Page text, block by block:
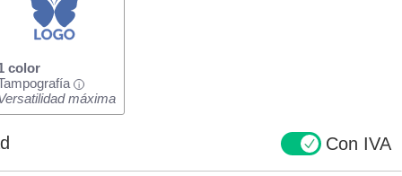
color
i
máxima
Con IVA